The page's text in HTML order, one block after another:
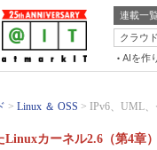
連載一
クラウド
AIを作
Linux ＆ OSS IPv6、UML
カーネル2.6（第4章）